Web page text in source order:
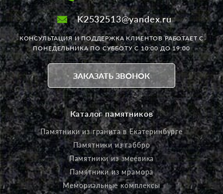
K2532513@yandex.ru
КОНСУЛЬТАЦИЯ И ПОДДЕРЖКА КЛИЕНТОВ РАБОТАЕТС
ПОНЕДЕЛЬНИКА ПО СУББОТУ С 10:00 ДО 19:00
ЗАКАЗАТЬ ЗВОНОК
Каталог памятников
Памятники из гранита в Екатеринбурге
Памятники из габбро
Памятники из змеевика
Памятники из мрамора
Мемориальные комплексы